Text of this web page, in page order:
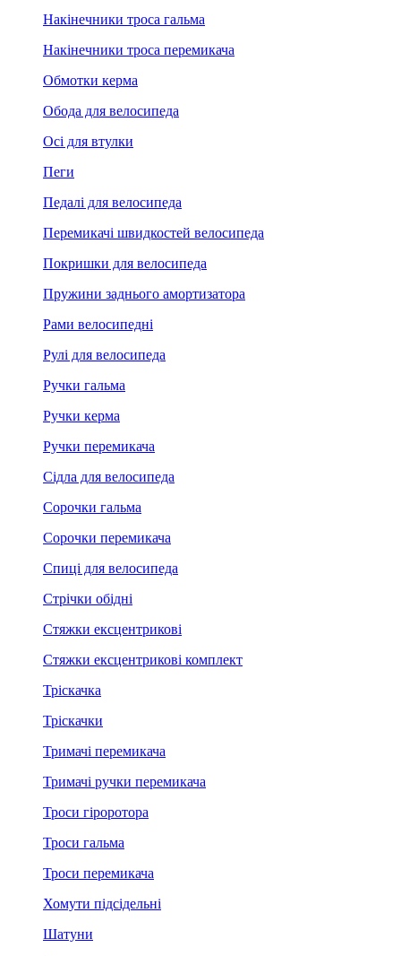
Накінечники троса гальма
Накінечники троса перемикача
Обмотки керма
Обода для велосипеда
Осі для втулки
Пеги
Педалі для велосипеда
Перемикачі швидкостей велосипеда
Покришки для велосипеда
Пружини заднього амортизатора
Рами велосипедні
Рулі для велосипеда
Ручки гальма
Ручки керма
Ручки перемикача
Сідла для велосипеда
Сорочки гальма
Сорочки перемикача
Спиці для велосипеда
Стрічки обідні
Стяжки ексцентрикові
Стяжки ексцентрикові комплект
Тріскачка
Тріскачки
Тримачі перемикача
Тримачі ручки перемикача
Троси гіроротора
Троси гальма
Троси перемикача
Хомути підсідельні
Шатуни